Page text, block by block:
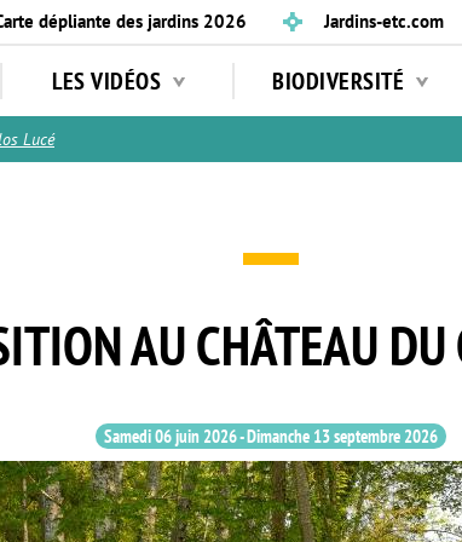
dépliante des jardins 2026 Jardins-etc.com
LES VIDÉOS BIODIVERSITÉ
Lucé
AU CHÂTEAU DU
Samedi 06 juin 2026-Dimanche 13 septembre 2026